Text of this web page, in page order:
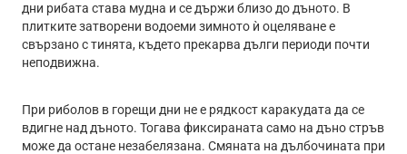
дни рибата става мудна и се държи близо до дъното. В
плитките затворени водоеми зимното ѝ оцеляване е
свързано с тинята, където прекарва дълги периоди почти
неподвижна.
При риболов в горещи дни не е рядкост каракудата да се
вдигне над дъното. Тогава фиксираната само на дъно стръв
може да остане незабелязана. Смяната на дълбочината при